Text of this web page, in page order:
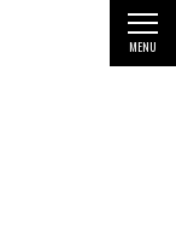
MENU